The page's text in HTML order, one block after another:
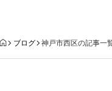
ブログ 神戸市西区の記事一